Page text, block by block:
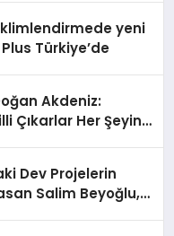
iklimlendirmede yeni
Türkiye’de
Akdeniz:
Çıkarlar Her Şeyin
Dev Projelerin
Salim Beyoğlu,